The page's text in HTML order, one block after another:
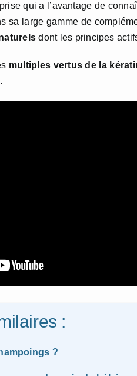
qui a l’avantage de
sa large gamme de
dont les principes
multiples vertus de la
:
?